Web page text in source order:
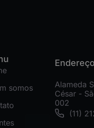
somos
Endereço
Alameda
César -
002
(11)